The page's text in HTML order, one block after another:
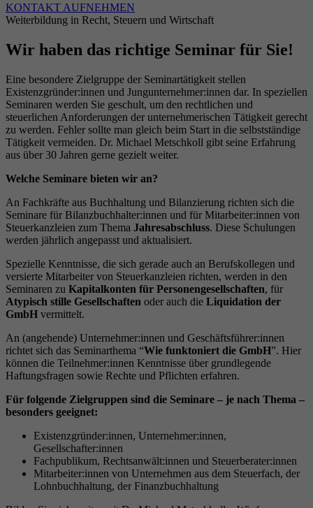
KONTAKT AUFNEHMEN
Weiterbildung in Recht, Steuern und Wirtschaft
Wir haben das richtige Seminar für Sie!
Eine besondere Zielgruppe der Seminartätigkeit stellen
Existenzgründer:innen und Jungunternehmer:innen dar. In speziellen
Seminaren werden Sie geschult, um den rechtlichen und
steuerlichen Anforderungen der unternehmerischen Tätigkeit gerecht
zu werden. Fehler sollte man gleich beim Start in die selbstständige
Tätigkeit vermeiden. Dr. Michael Metschkoll gibt seine Erfahrung
aus über 30 Jahren gerne gezielt weiter.
Welche Seminare bieten wir an?
An Fachkräfte aus Buchhaltung und Bilanzierung richten sich die
Seminare für Bilanzbuchhalter:innen und für Mitarbeiter:innen von
Steuerkanzleien zum Thema Jahresabschluss. Diese Schulungen
werden jährlich angepasst und aktualisiert.
Spezielle Kenntnisse, die sich gerade auch an Berufskollegen und
versierte Mitarbeiter von Steuerkanzleien richten, werden in den
Seminaren zu Kapitalkonten für Personengesellschaften, für
Atypisch stille Gesellschaften oder auch die Liquidation der
GmbH vermittelt.
An (angehende) Unternehmer:innen und Geschäftsführer:innen
richtet sich das Seminarthema “Wie funktoniert die GmbH”. Hier
können die Teilnehmer:innen Kenntnisse über grundlegende
Haftungsfragen sowie Rechte und Pflichten erfahren.
Für folgende Zielgruppen sind die Seminare – je nach Thema –
besonders geeignet:
Existenzgründer:innen, Unternehmer:innen,
Gesellschafter:innen
Fachpublikum, Rechtsanwält:innen und Steuerberater:innen
Mitarbeiter:innen von Unternehmen aus dem Steuerfach, der
Lohnbuchhaltung, der Finanzbuchhaltung